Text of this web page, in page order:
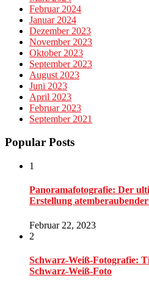
Februar 2024
Januar 2024
Dezember 2023
November 2023
Oktober 2023
September 2023
August 2023
Juni 2023
April 2023
Februar 2023
September 2021
Popular Posts
1
Panoramafotografie: Der
Erstellung
Februar 22, 2023
2
Schwarz-Weiß-Fotografie:
Schwarz-Weiß-Foto